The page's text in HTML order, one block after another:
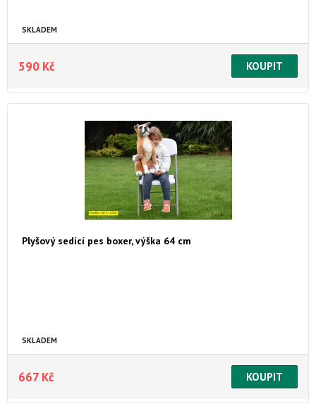
SKLADEM
590 Kč
Plyšový sedící pes boxer, výška 64 cm
SKLADEM
667 Kč